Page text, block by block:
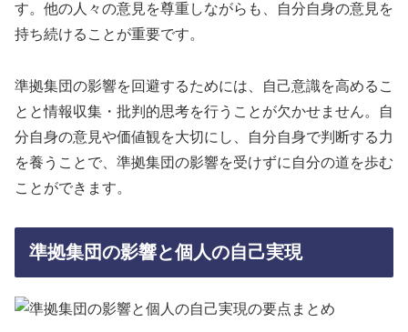
す。他の人々の意見を尊重しながらも、自分自身の意見を
持ち続けることが重要です。
準拠集団の影響を回避するためには、自己意識を高めるこ
とと情報収集・批判的思考を行うことが欠かせません。自
分自身の意見や価値観を大切にし、自分自身で判断する力
を養うことで、準拠集団の影響を受けずに自分の道を歩む
ことができます。
準拠集団の影響と個人の自己実現